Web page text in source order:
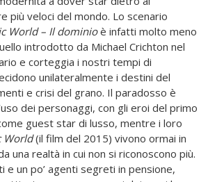
più veloci del mondo. Lo scenario
World – Il dominioè infatti molto meno
introdotto da Michael Crichton nel
e corteggia i nostri tempi di
unilateralmente i destini del
e crisi del grano. Il paradosso è
dei personaggi, con gli eroi del primo
guest star di lusso, mentre i loro
World(il film del 2015) vivono ormai in
una realtà in cui non si riconoscono più.
e un po’ agenti segreti in pensione,